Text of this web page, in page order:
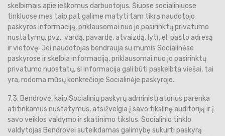
skelbimais apie ieškomus darbuotojus. Šiuose socialiniuose
tinkluose mes taip pat galime matyti tam tikrą naudotojo
paskyros informaciją, priklausomai nuo jo pasirinktų privatumo
nustatymų, pvz., vardą, pavardę, atvaizdą, lytį, el. pašto adresą
ir vietovę. Jei naudotojas bendrauja su mumis Socialinėse
paskyrose ir skelbia informaciją, priklausomai nuo jo pasirinktų
privatumo nuostatų, ši informacija gali būti paskelbta viešai, tai
yra, rodoma mūsų konkrečioje Socialinėje paskyroje.
7.3. Bendrovė, kaip Socialinių paskyrų administratorius parenka
atitinkamus nustatymus, atsižvelgia į savo tikslinę auditoriją ir į
savo veiklos valdymo ir skatinimo tikslus. Socialinio tinklo
valdytojas Bendrovei suteikdamas galimybę sukurti paskyrą